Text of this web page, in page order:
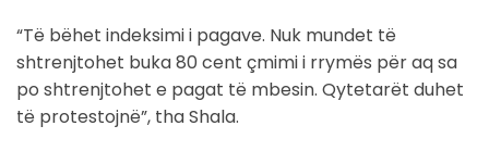
“Të bëhet indeksimi i pagave. Nuk mundet të
shtrenjtohet buka 80 cent çmimi i rrymës për aq sa
po shtrenjtohet e pagat të mbesin. Qytetarët duhet
të protestojnë”, tha Shala.